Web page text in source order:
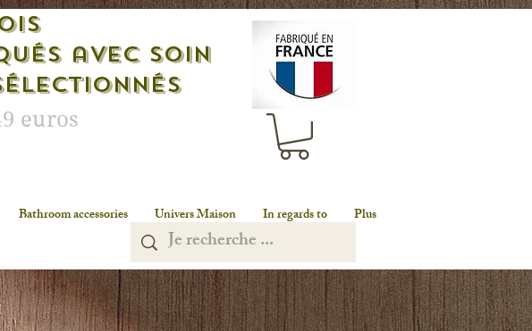
euros
avec soin
Bathroom accessories Univers Maison In regards to Plus